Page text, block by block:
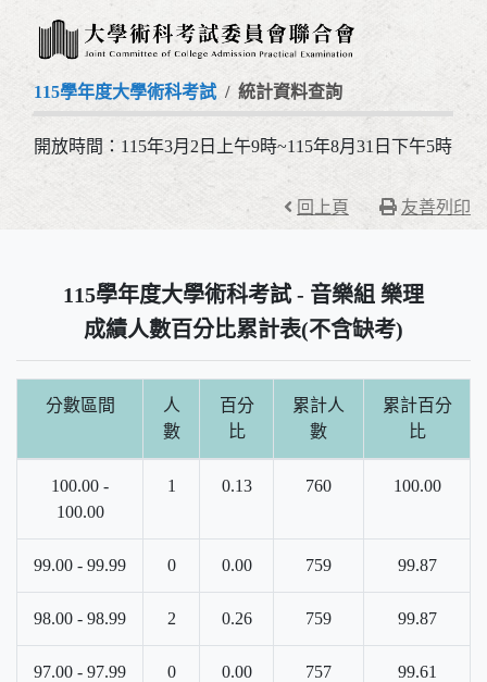
115學年度大學術科考試 統計資料查詢
開放時間：115年3月2日上午9時~115年8月31日下午5時
回上頁 友善列印
115學年度大學術科考試 - 音樂組 樂理
成績人數百分比累計表(不含缺考)
分數區間
人
數
百分
比
累計人
數
累計百分
比
100.00 -
100.00
1 0.13 760 100.00
99.00 - 99.99 0 0.00 759 99.87
98.00 - 98.99 2 0.26 759 99.87
97.00 - 97.99 0 0.00 757 99.61